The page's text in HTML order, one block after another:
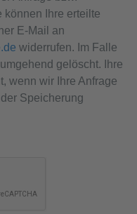
können Ihre erteilte
E-Mail an
widerrufen. Im Falle
gelöscht. Ihre
wenn wir Ihre Anfrage
Speicherung